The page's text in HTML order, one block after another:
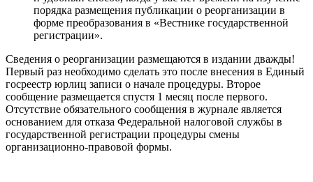
порядка размещения публикации о реорганизации в
форме преобразования в «Вестнике государственной
регистрации».
Сведения о реорганизации размещаются в издании дважды!
Первый раз необходимо сделать это после внесения в Единый
госреестр юрлиц записи о начале процедуры. Второе
сообщение размещается спустя 1 месяц после первого.
Отсутствие обязательного сообщения в журнале является
основанием для отказа Федеральной налоговой службы в
государственной регистрации процедуры смены
организационно-правовой формы.